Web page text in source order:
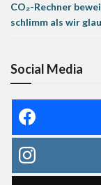
CO₂-Rechner
schlimm als wir
Social Media